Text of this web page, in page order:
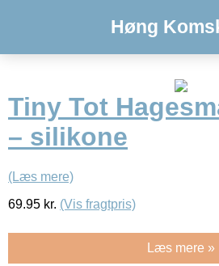
Høng
Tiny Tot
– silikone
(Læs mere)
69.95 kr. (Vis fragtpris)
Læs mere »